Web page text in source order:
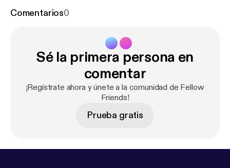
this 2.5 hour series finale and overall show recap
Comentarios0
Sé la primera persona en
comentar
¡Regístrate ahora y únete a la comunidad de Fellow
Friends!
Prueba gratis